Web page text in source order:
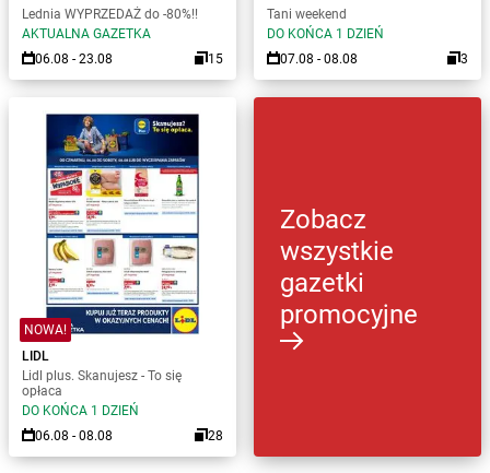
Lednia WYPRZEDAŻ do -80%!!
AKTUALNA GAZETKA
06.08 - 23.08
15
Tani weekend
DO KOŃCA 1 DZIEŃ
07.08 - 08.08
3
NOWA!
LIDL
Lidl plus. Skanujesz - To się
opłaca
DO KOŃCA 1 DZIEŃ
06.08 - 08.08
28
Zobacz
wszystkie
gazetki
promocyjne